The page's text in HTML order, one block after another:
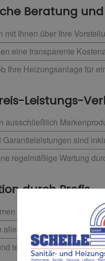
Beratung
mit Ihnen über Ihre
eine transparente
Ihre Heizungsanlage für
Leistungs-
ausschließlich
Garantieleistungen sind
regelmäßige Wartung
durch Profis
die Neuinstallation
aller nötigen beteiligten
termingerechte